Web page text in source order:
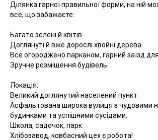
Ділянка гарної правильної форми, на ній
все, що забажаєте:
Багато зелені й квітів
Доглянуті й вже дорослі хвойні дерева
Все огороджено парканом, гарний заїзд
Зручне розміщення будівель
Локація:
Великий доглянутий населений пункт.
Асфальтована широка вулиця з чудовими
будинками та успішними сусідами.
Школа, садочок, парк
Хлібозавод, ковбасний цех є робота!